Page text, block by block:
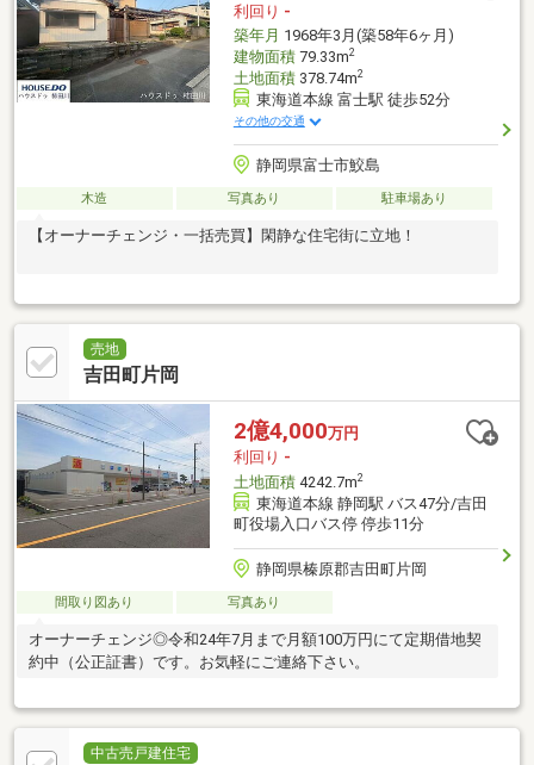
利回り -
築年月 1968年3月(築58年6ヶ月)
建物面積79.33m2
土地面積378.74m2
東海道本線 富士駅 徒歩52分
その他の交通
静岡県富士市鮫島
木造 写真あり 駐車場あり
【オーナーチェンジ・一括売買】閑静な住宅街に立地！
売地
吉田町片岡
2億4,000万円
利回り -
土地面積4242.7m2
東海道本線 静岡駅 バス47分/吉田
町役場入口バス停 停歩11分
静岡県榛原郡吉田町片岡
間取り図あり 写真あり
オーナーチェンジ◎令和24年7月まで月額100万円にて定期借地契
約中（公正証書）です。お気軽にご連絡下さい。
中古売戸建住宅